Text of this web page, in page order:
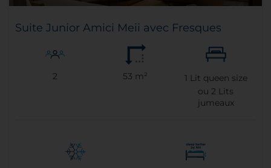
Suite Junior Amici Meii avec Fresques
2 53 m² 1 Lit queen size
ou 2 Lits
jumeaux